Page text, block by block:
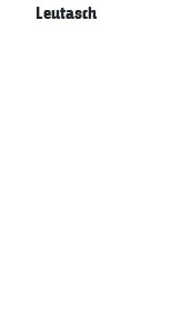
Leutasch